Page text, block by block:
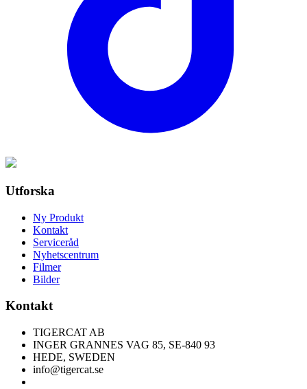
Utforska
Ny Produkt
Kontakt
Serviceråd
Nyhetscentrum
Filmer
Bilder
Kontakt
TIGERCAT AB
INGER GRANNES VAG 85, SE-840 93
HEDE, SWEDEN
info@tigercat.se